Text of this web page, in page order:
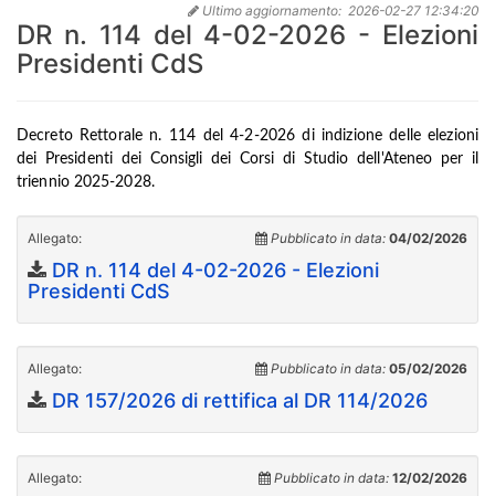
Ultimo aggiornamento: 2026-02-27 12:34:20
DR n. 114 del 4-02-2026 - Elezioni
Presidenti CdS
Decreto Rettorale n. 114 del 4-2-2026 di indizione delle elezioni
dei Presidenti dei Consigli dei Corsi di Studio dell'Ateneo per il
triennio 2025-2028.
Allegato: Pubblicato in data: 04/02/2026
DR n. 114 del 4-02-2026 - Elezioni
Presidenti CdS
Allegato: Pubblicato in data: 05/02/2026
DR 157/2026 di rettifica al DR 114/2026
Allegato: Pubblicato in data: 12/02/2026